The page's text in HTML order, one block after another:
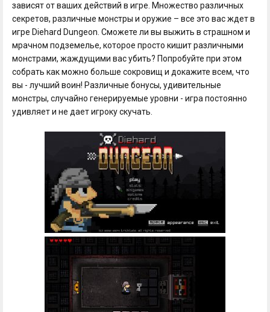
зависят от ваших действий в игре. Множество различных
секретов, различные монстры и оружие – все это вас ждет в
игре Diehard Dungeon. Сможете ли вы выжить в страшном и
мрачном подземелье, которое просто кишит различными
монстрами, жаждущими вас убить? Попробуйте при этом
собрать как можно больше сокровищ и докажите всем, что
вы - лучший воин! Различные бонусы, удивительные
монстры, случайно генерируемые уровни - игра постоянно
удивляет и не дает игроку скучать.